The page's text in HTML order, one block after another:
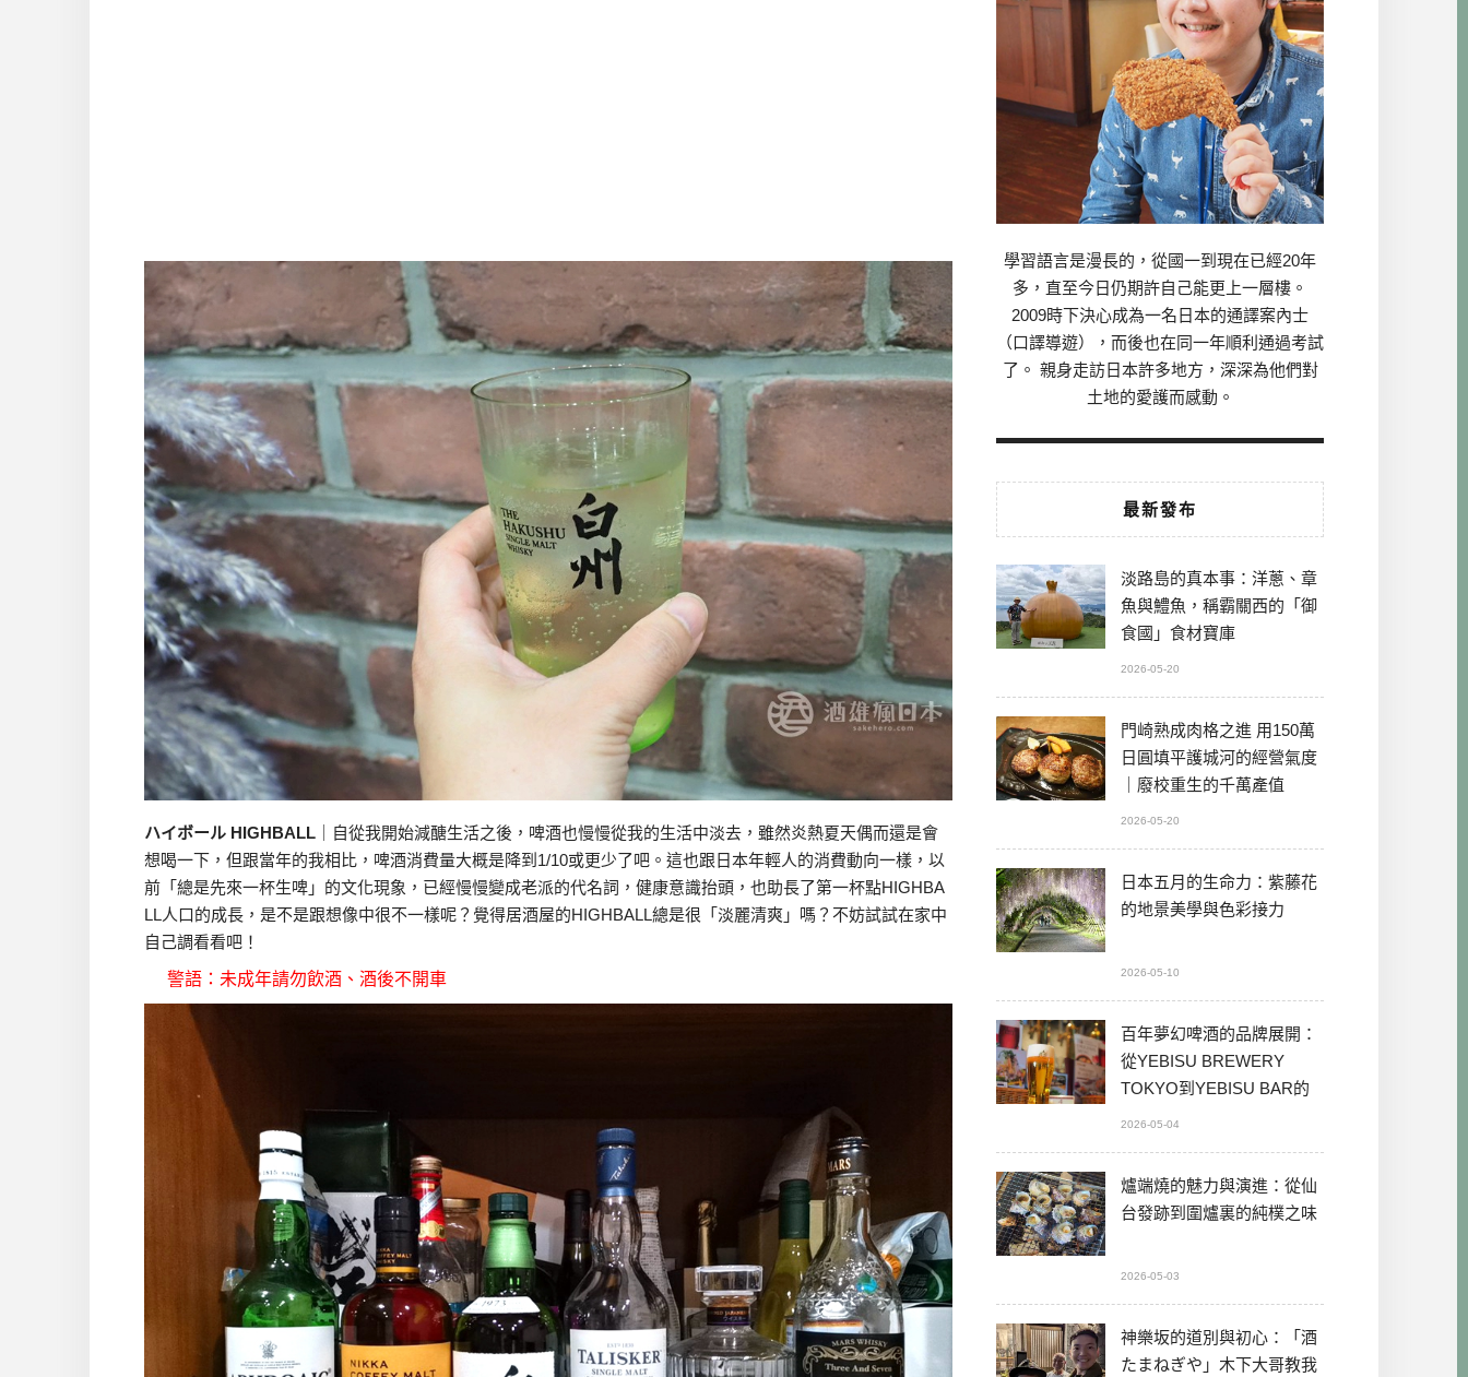
ハイボール HIGHBALL ｜自從我開始減醣生活之後，啤酒也慢慢從我的生活中淡去，雖然炎熱夏天偶而還是會
想喝一下，但跟當年的我相比，啤酒消費量大概是降到1/10或更少了吧。這也跟日本年輕人的消費動向一樣，以
前「總是先來一杯生啤」的文化現象，已經慢慢變成老派的代名詞，健康意識抬頭，也助長了第一杯點HIGHBA
LL人口的成長，是不是跟想像中很不一樣呢？覺得居酒屋的HIGHBALL總是很「淡麗清爽」嗎？不妨試試在家中
自己調看看吧！
警語：未成年請勿飲酒、酒後不開車
學習語言是漫長的，從國一到現在已經20年
多，直至今日仍期許自己能更上一層樓。
2009時下決心成為一名日本的通譯案內士
（口譯導遊），而後也在同一年順利通過考試
了。 親身走訪日本許多地方，深深為他們對
土地的愛護而感動。
最新發布
淡路島的真本事：洋蔥、章
魚與鱧魚，稱霸關西的「御
食國」食材寶庫
2026-05-20
門崎熟成肉格之進 用150萬
日圓填平護城河的經營氣度
｜廢校重生的千萬產值
2026-05-20
日本五月的生命力：紫藤花
的地景美學與色彩接力
2026-05-10
百年夢幻啤酒的品牌展開：
從YEBISU BREWERY
TOKYO到YEBISU BAR的
2026-05-04
爐端燒的魅力與演進：從仙
台發跡到圍爐裏的純樸之味
2026-05-03
神樂坂的道別與初心：「酒
たまねぎや」木下大哥教我